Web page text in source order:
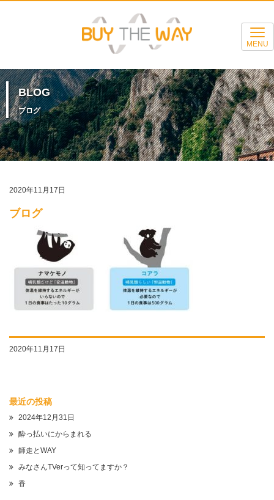
MENU
BLOG
ブログ
2020年11月17日
ブログ
2020年11月17日
最近の投稿
2024年12月31日
酔っ払いにからまれる
師走とWAY
みなさんTVerって知ってますか？
香